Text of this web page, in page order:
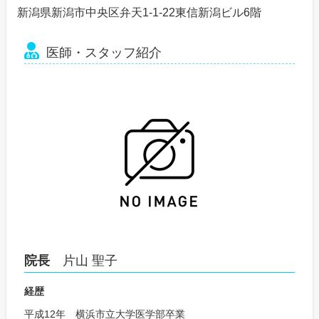
新潟県新潟市中央区弁天1-1-22東信新潟ビル6階
医師・スタッフ紹介
院長片山 聖子
経歴
平成12年 横浜市立大学医学部卒業